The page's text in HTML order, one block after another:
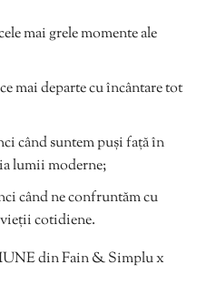
mai grele momente ale
mai departe cu încântare tot
când suntem puși față în
lumii moderne;
când ne confruntăm cu
cotidiene.
din Fain & Simplu x